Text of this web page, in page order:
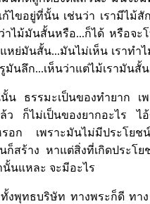
ไขอยู่ที่นั้น เช่นว่า เรามีไม้สั
ไม้มันสั้นหรือ...ก็ได้ หรือจะ
แหย่มันสั้น...มันไม่เห็น เราท
มันลึก...เห็นว่าแต่ไม้เรามัน
น ธรรมะเป็นของทำยาก เพ
ล้ว ก็ไม่เป็นของยากอะไร
รอก เพราะมันไม่มีประโย
ก็สร้าง หาแต่สิ่งที่เกิดประ
นั้นแหละ จะมีอะไร
งพุทธบริษัท ทางพระก็ดี ทา